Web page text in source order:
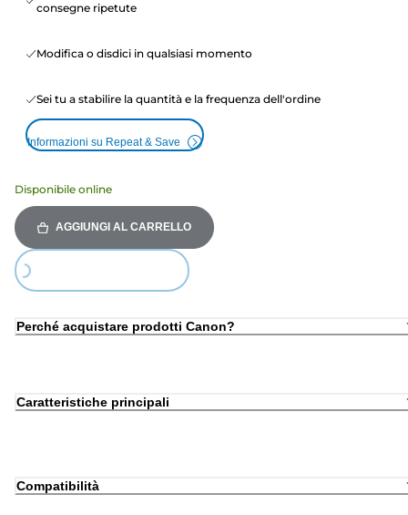
consegne ripetute
Modifica o disdici in qualsiasi momento
Sei tu a stabilire la quantità e la frequenza dell'ordine
Informazioni su Repeat & Save
Disponibile online
AGGIUNGI AL CARRELLO
Loading...
Perché acquistare prodotti Canon?
Caratteristiche principali
Compatibilità